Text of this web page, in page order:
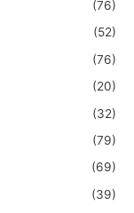
(76)
(52)
(76)
(20)
(32)
(79)
(69)
(39)